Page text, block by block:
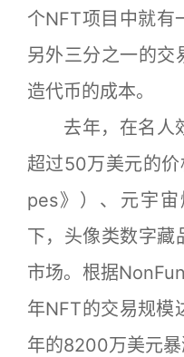
个NFT项目中就有
另外三分之一的交
造代币的成本。
去年，在名人
超过50万美元的
pes》）、元宇
下，头像类数字藏
市场。根据
年NFT的交易规模
年的8200万美元暴